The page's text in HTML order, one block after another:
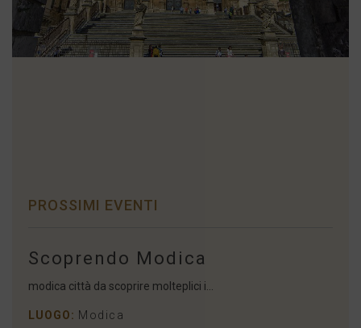
PROSSIMI EVENTI
Scoprendo Modica
modica città da scoprire molteplici i...
LUOGO: Modica